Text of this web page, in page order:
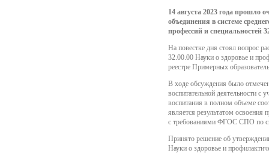
14 августа 2023 года прошло
объединения в системе
профессий и специальностей
На повестке дня стоял вопрос
32.00.00 Науки о здоровье и
реестре Примерных
В ходе обсуждения было
воспитательной деятельности
воспитания в полном объеме
является результатом освоения
с требованиями ФГОС СПО по
Принято решение об
Науки о здоровье и